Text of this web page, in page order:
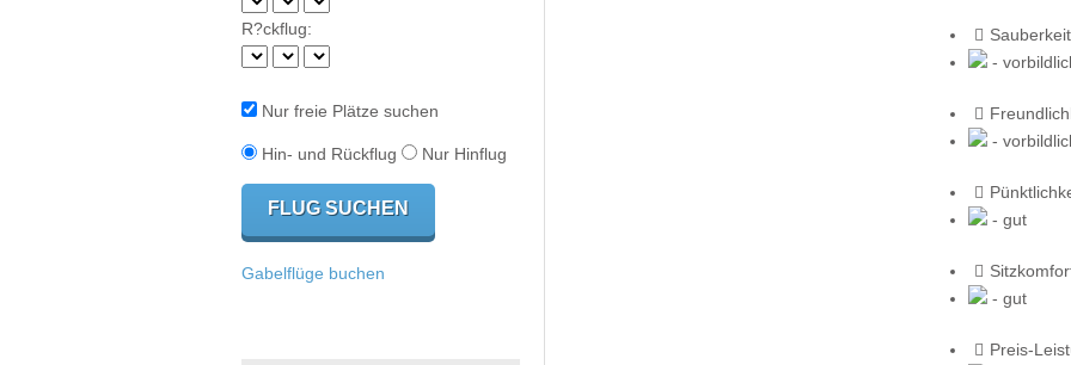
Sauberkeit
-
-
- gut
- gut
Preis-
R?ckflug:
Nur freie Plätze suchen
Hin- und Rückflug Nur Hinflug
Gabelflüge buchen